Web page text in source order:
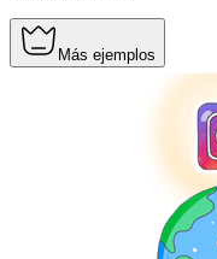
Más ejemplos